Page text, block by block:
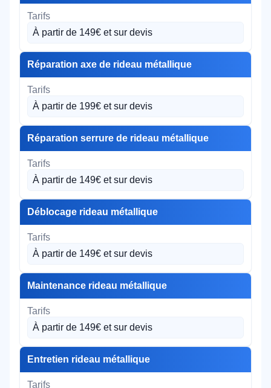
À partir de 149€ et sur devis
Réparation axe de rideau métallique
À partir de 199€ et sur devis
Réparation serrure de rideau métallique
À partir de 149€ et sur devis
Déblocage rideau métallique
À partir de 149€ et sur devis
Maintenance rideau métallique
À partir de 149€ et sur devis
Entretien rideau métallique